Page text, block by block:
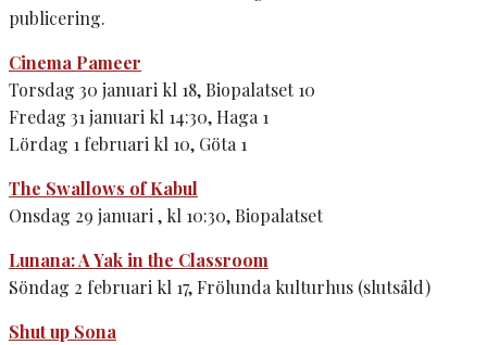
publicering.
Cinema Pameer
Torsdag 30 januari kl 18, Biopalatset 10
Fredag 31 januari kl 14:30, Haga 1
Lördag 1 februari kl 10, Göta 1
The Swallows of Kabul
Onsdag 29 januari , kl 10:30, Biopalatset
Lunana: A Yak in the Classroom
Söndag 2 februari kl 17, Frölunda kulturhus (slutsåld)
Shut up Sona